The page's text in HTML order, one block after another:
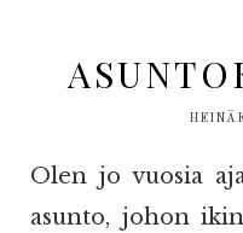
Olen jo vuosia
asunto, johon